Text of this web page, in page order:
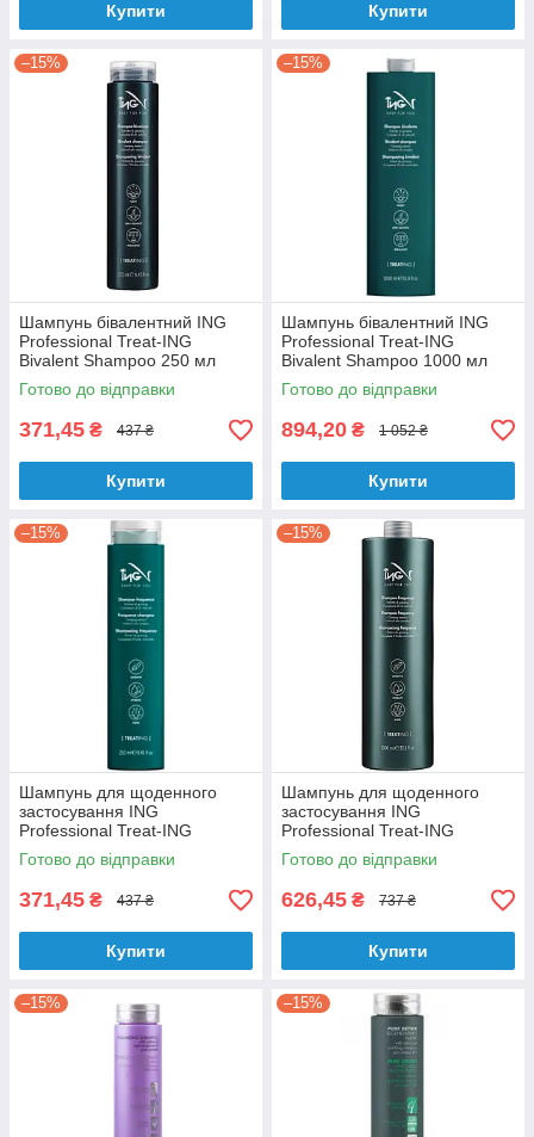
Купити Купити
–15%
Шампунь бівалентний ING
Professional Treat-ING
Bivalent Shampoo 250 мл
Готово до відправки
371,45 ₴ 437 ₴
Купити
–15%
Шампунь бівалентний ING
Professional Treat-ING
Bivalent Shampoo 1000 мл
Готово до відправки
894,20 ₴ 1 052 ₴
Купити
–15%
Шампунь для щоденного
застосування ING
Professional Treat-ING
Frequence Shampoo 250 мл
Готово до відправки
371,45 ₴ 437 ₴
Купити
–15%
Шампунь для щоденного
застосування ING
Professional Treat-ING
Frequence Shampoo 1000 мл
Готово до відправки
626,45 ₴ 737 ₴
Купити
–15% –15%